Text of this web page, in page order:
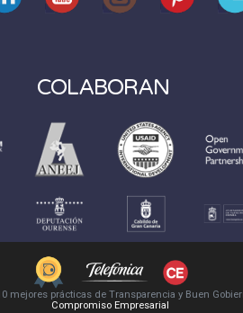
COLABORAN
mejores prácticas de Transparencia y Buen
Compromiso Empresarial